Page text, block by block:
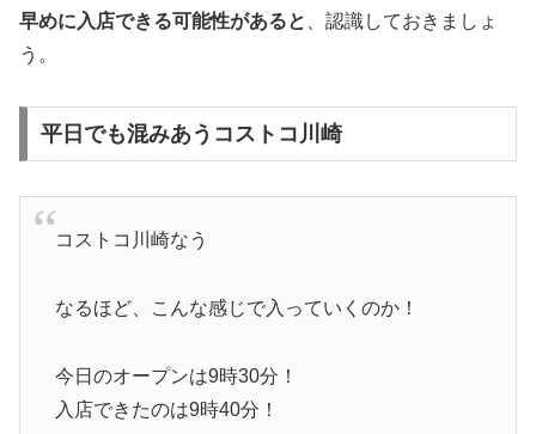
早めに入店できる可能性があると
、認識しておきましょ
う。
平日でも混みあうコストコ川崎
コストコ川崎なう
なるほど、こんな感じで入っていくのか！
今日のオープンは9時30分！
入店できたのは9時40分！